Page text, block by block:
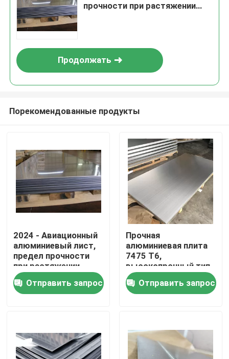
Дом
Ролики
прочности при растяжении
Продолжать
Порекомендованные продукты
2024 - Авиационный
алюминиевый лист,
предел прочности
при растяжении
27000 фунтов на
квадратный дюйм,
длительный срок
Отправить запрос
Прочная
алюминиевая плита
7475 T6,
высокопрочный тип,
алюминиевый лист
7475Отправить запрос